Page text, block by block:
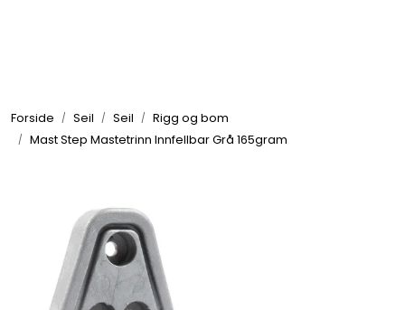
Forside Seil Seil
Rigg og bom
Mast Step Mastetrinn Innfellbar Grå 165gram
Elektrisk
Komfort
VVS